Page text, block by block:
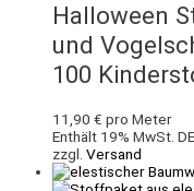
Halloween
und
100
11,90 € pro Meter
Enthält 19% MwSt. DE
zzgl. Versand